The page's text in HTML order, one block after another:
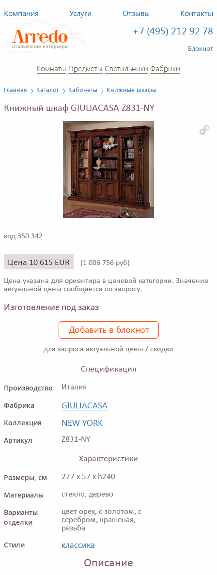
Компания Услуги Отзывы Контакты
+7 (495) 212 92 78
Блокнот
Комнаты Предметы Светильники Фабрики
Главная Каталог Кабинеты Книжные шкафы
Книжный шкаф GIULIACASA Z831-NY
код 350 342
Цена 10 615 EUR (1 006 756 руб)
Цена указана для ориентира в ценовой категории. Значение
актуальной цены сообщается по запросу.
Изготовление под заказ
Добавить в блокнот
для запроса актуальной цены / скидки
Спецификация
Производство
Италия
Фабрика GIULIACASA
Коллекция NEW YORK
Артикул Z831-NY
Характеристики
Размеры, см
277 x 57 x h240
Материалы стекло, дерево
Варианты
отделки
цвет орех, с золотом, с
серебром, крашеная,
резьба
Стили классика
Описание